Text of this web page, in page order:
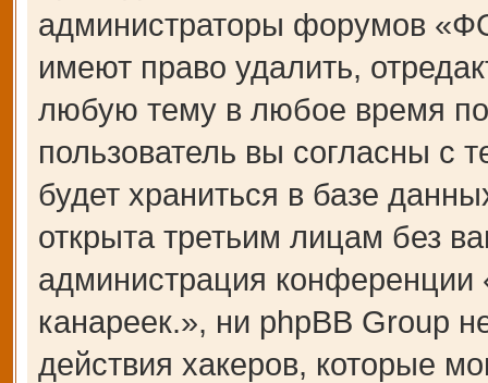
администраторы форумов
имеют право удалить,
любую тему в любое время
пользователь вы согласны с
будет храниться в базе
открыта третьим лицам без
администрация
канареек.», ни phpBB Group
действия хакеров, которые